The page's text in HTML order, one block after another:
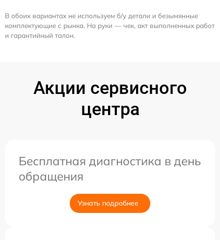
В обоих вариантах не используем б/у детали и безымянные
комплектующие с рынка. На руки — чек, акт выполненных работ
и гарантийный талон.
Акции сервисного
центра
Бесплатная диагностика в день
обращения
Узнать подробнее